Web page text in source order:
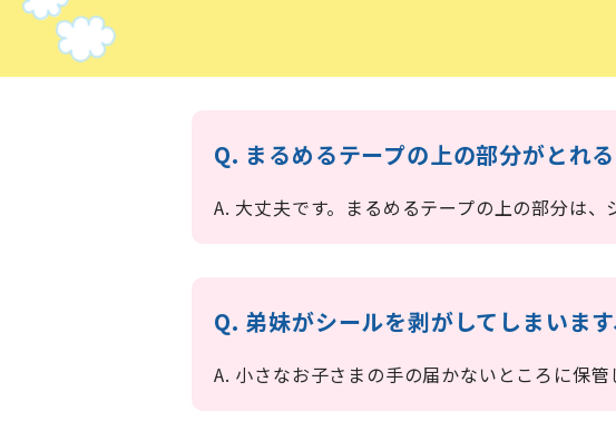
Q. まるめるテープの上の部分がとれ
A. 大丈夫です。まるめるテープの上の部分は、
Q. 弟妹がシールを剥がしてしまいま
A. 小さなお子さまの手の届かないところに保管